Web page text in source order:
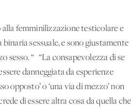
femminilizzazione testicolare e
sessuale, e sono giustamente
sesso. “ “La consapevolezza di se
danneggiata da esperienze
opposto’ o ‘una via di mezzo’ non
di essere altra cosa da quella che